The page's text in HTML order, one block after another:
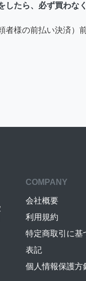
したら、必ず買わな
者様の前払い決済）
COMPANY
会社概要
利用規約
特定商取引に基
表記
個人情報保護方